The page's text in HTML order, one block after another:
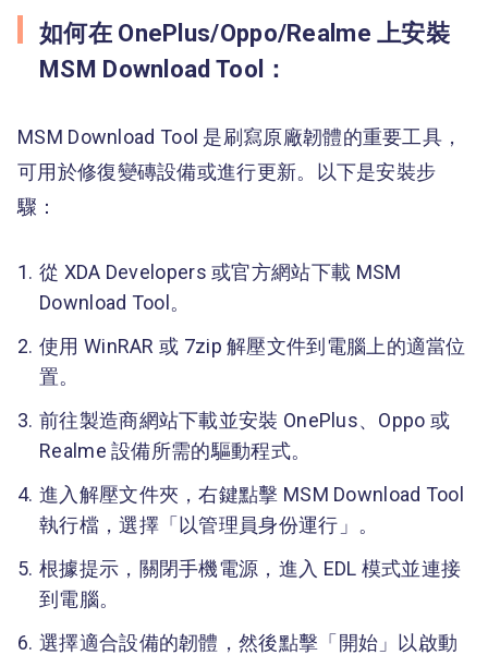
如何在 OnePlus/Oppo/Realme 上安裝
MSM Download Tool：
MSM Download Tool 是刷寫原廠韌體的重要工具，
可用於修復變磚設備或進行更新。以下是安裝步
驟：
從 XDA Developers 或官方網站下載 MSM
Download Tool。
使用 WinRAR 或 7zip 解壓文件到電腦上的適當位
置。
前往製造商網站下載並安裝 OnePlus、Oppo 或
Realme 設備所需的驅動程式。
進入解壓文件夾，右鍵點擊 MSM Download Tool
執行檔，選擇「以管理員身份運行」。
根據提示，關閉手機電源，進入 EDL 模式並連接
到電腦。
選擇適合設備的韌體，然後點擊「開始」以啟動